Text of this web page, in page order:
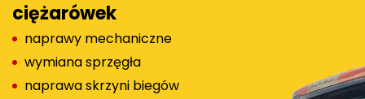
ciężarówek
naprawy mechaniczne
wymiana sprzęgła
naprawa skrzyni biegów